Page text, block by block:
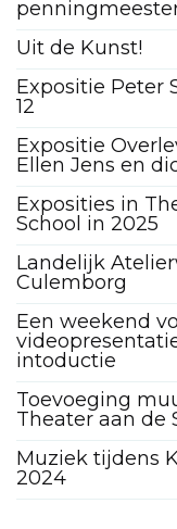
Uit de Kunst!
Expositie Peter
12
Expositie
Ellen Jens en
Exposities in
School in 2025
Landelijk
Culemborg
Een weekend
intoductie
Toevoeging
Theater aan de
Muziek tijdens
2024